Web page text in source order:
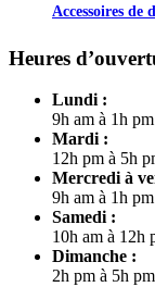
Accessoires de
Heures
Lundi :
9h am à 1h pm
Mardi :
12h pm à 5h
Mercredi à
9h am à 1h pm
Samedi :
10h am à 12h
Dimanche :
2h pm à 5h pm